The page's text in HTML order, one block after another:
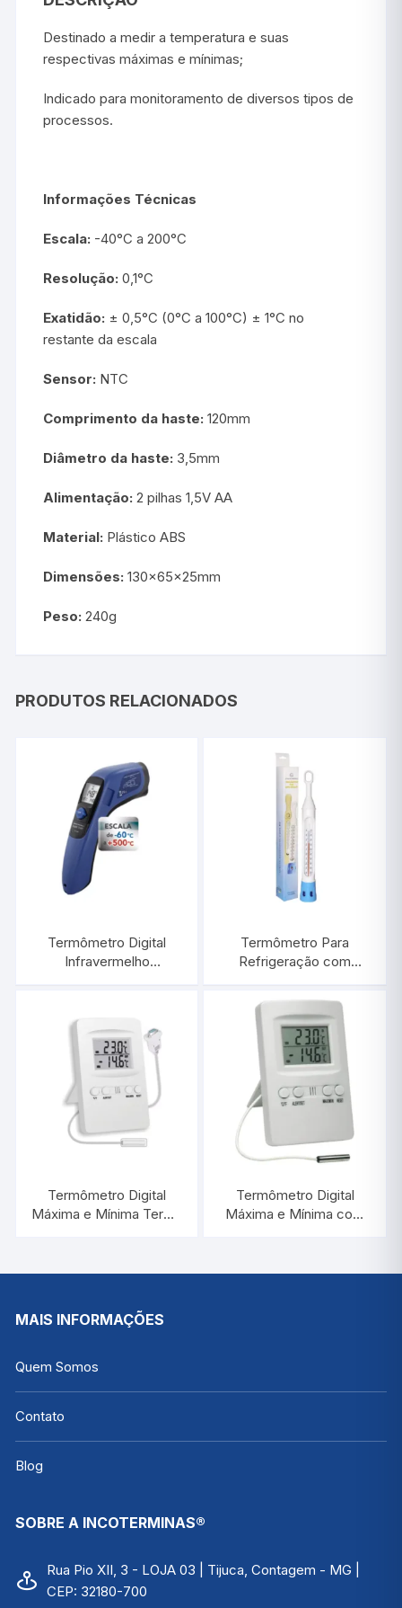
Destinado a medir a temperatura e suas
respectivas máximas e mínimas;
Indicado para monitoramento de diversos tipos de
processos.
Informações Técnicas
Escala: -40°C a 200°C
Resolução: 0,1°C
Exatidão: ± 0,5°C (0°C a 100°C) ± 1°C no
restante da escala
Sensor: NTC
Comprimento da haste: 120mm
Diâmetro da haste: 3,5mm
Alimentação: 2 pilhas 1,5V AA
Material: Plástico ABS
Dimensões: 130x65x25mm
Peso: 240g
PRODUTOS RELACIONADOS
Termômetro Digital
Infravermelho
Termômetro Para
Refrigeração com
-10°C/+110:1°C / 220 MM
| INCOTERM 5135
Termômetro Digital
Máxima e Mínima Termo
Termômetro Digital
Máxima e Mínima com
MAIS INFORMAÇÕES
Quem Somos
Contato
Blog
SOBRE A INCOTERMINAS®
Rua Pio XII, 3 - LOJA 03 | Tijuca, Contagem - MG |
CEP: 32180-700